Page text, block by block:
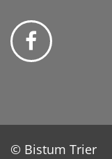
© Bistum Trier